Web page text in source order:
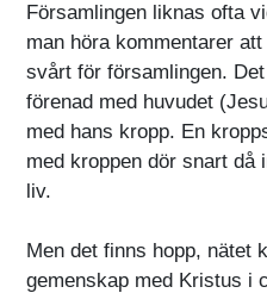
Församlingen liknas ofta
man höra kommentarer
svårt för församlingen.
förenad med huvudet
med hans kropp. En
med kroppen dör snart då
liv.
Men det finns hopp, nätet
gemenskap med Kristus i